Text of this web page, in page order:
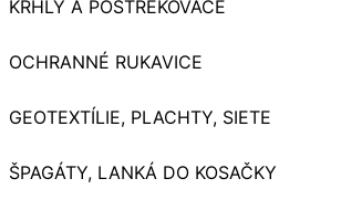
KRHLY A POSTREKOVAČE
OCHRANNÉ RUKAVICE
GEOTEXTÍLIE, PLACHTY, SIETE
ŠPAGÁTY, LANKÁ DO KOSAČKY